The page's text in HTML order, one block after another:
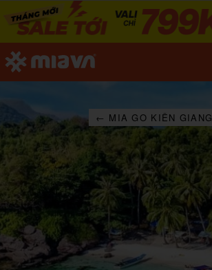
← MIA GO KIÊN GIANG